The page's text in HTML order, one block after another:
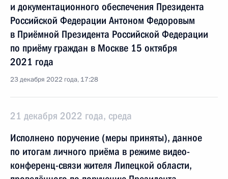
и документационного обеспечения Президента
Российской Федерации Антоном Федоровым
в Приёмной Президента Российской Федерации
по приёму граждан в Москве 15 октября
2021 года
23 декабря 2022 года, 17:28
21 декабря 2022 года, среда
Исполнено поручение (меры приняты), данное
по итогам личного приёма в режиме видео-
конференц-связи жителя Липецкой области,